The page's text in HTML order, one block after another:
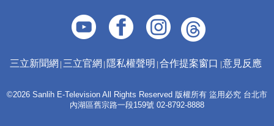
三立新聞網 三立官網 隱私權聲明 合作提案窗口 意見反應
©2026 Sanlih E-Television All Rights Reserved 版權所有 盜用必究 台北市
內湖區舊宗路一段159號 02-8792-8888